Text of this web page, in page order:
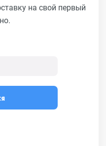
на свой первый